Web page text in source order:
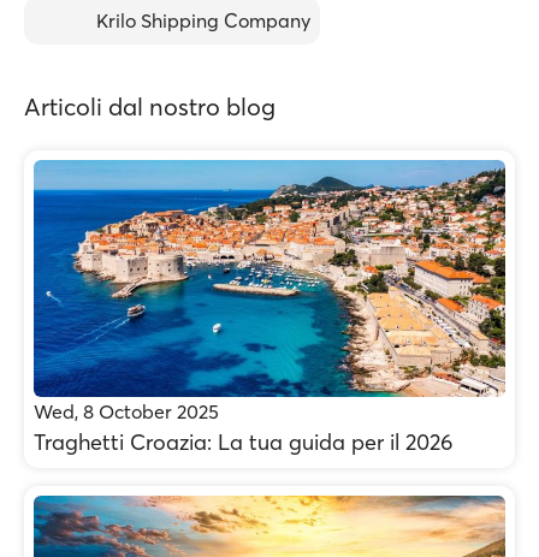
Krilo Shipping Company
Articoli dal nostro blog
Wed, 8 October 2025
Traghetti Croazia: La tua guida per il 2026